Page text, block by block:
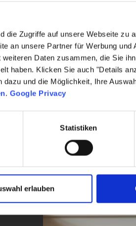
die Zugriffe auf unsere Webseite zu
an unsere Partner für Werbung und
Daten zusammen, die Sie
haben. Klicken Sie auch "Details
und die Möglichkeit, Ihre
. Google Privacy
Statistiken
erlauben